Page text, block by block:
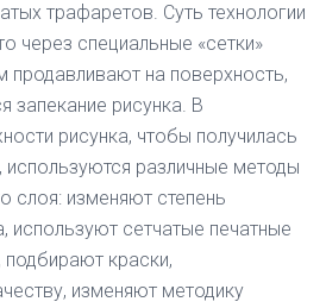
трафаретов. Суть технологии
через специальные «сетки»
продавливают на поверхность,
запекание рисунка. В
рисунка, чтобы получилась
используются различные методы
слоя: изменяют степень
используют сетчатые печатные
краски,
изменяют методику